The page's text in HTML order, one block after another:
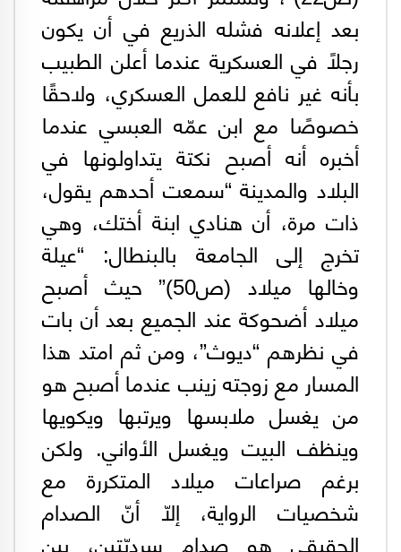
بعد إعلانه فشله الذريع في أن يكون
رجلًا في العسكرية عندما أعلن الطبيب
بأنه غير نافع للعمل العسكري، ولاحقًا
خصوصًا مع ابن عمّه العبسي عندما
أخبره أنه أصبح نكتة يتداولونها في
البلاد والمدينة “سمعت أحدهم يقول،
ذات مرة، أن هنادي ابنة أختك، وهي
تخرج إلى الجامعة بالبنطال: “عيلة
وخالها ميلاد (ص50)” حيث أصبح
ميلاد أضحوكة عند الجميع بعد أن بات
في نظرهم “ديوث”، ومن ثم امتد هذا
المسار مع زوجته زينب عندما أصبح هو
من يغسل ملابسها ويرتبها ويكويها
وينظف البيت ويغسل الأواني. ولكن
برغم صراعات ميلاد المتكررة مع
شخصيات الرواية، إلّا أنّ الصدام
الحقيقي هو صدام سرديّتين، بين